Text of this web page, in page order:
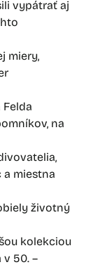
vypátrať aj
miery,
na
miestna
životný
kolekciou
50. –